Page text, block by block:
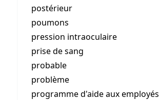
postérieur
poumons
pression intraoculaire
prise de sang
probable
problème
programme d'aide aux employés